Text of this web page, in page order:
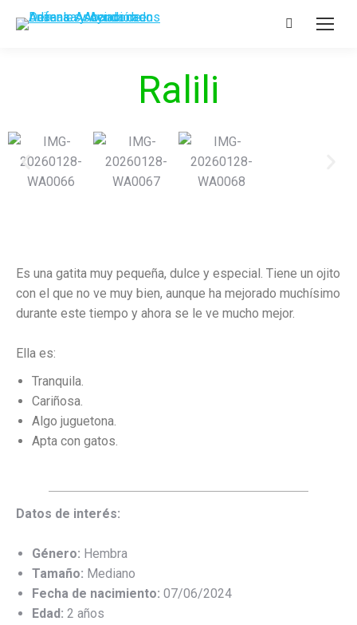
Ralili
Es una gatita muy pequeña, dulce y especial. Tiene un ojito
con el que no ve muy bien, aunque ha mejorado muchísimo
durante este tiempo y ahora se le ve mucho mejor.
Ella es:
Tranquila.
Cariñosa.
Algo juguetona.
Apta con gatos.
Datos de interés:
Género: Hembra
Tamaño: Mediano
Fecha de nacimiento: 07/06/2024
Edad: 2 años